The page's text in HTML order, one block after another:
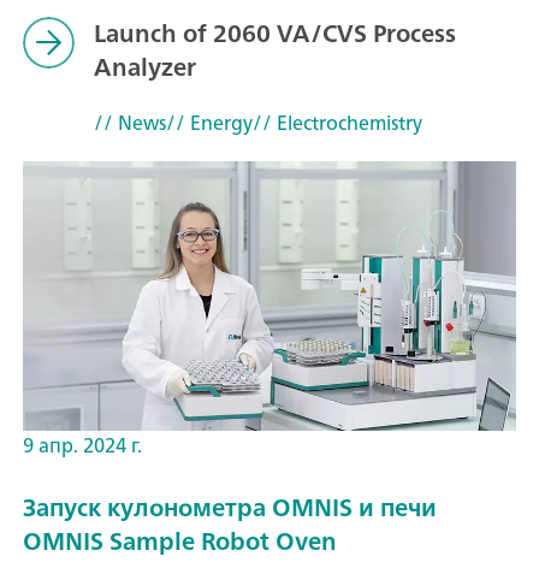
Launch of 2060 VA/CVS Process
Analyzer
// News// Energy// Electrochemistry
9 апр. 2024 г.
Запуск кулонометра OMNIS и печи
OMNIS Sample Robot Oven